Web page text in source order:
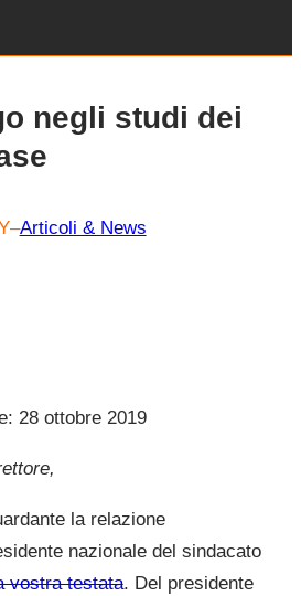
negli studi dei
–Articoli & News
28 ottobre 2019
la relazione
nazionale del sindacato
vostra testata. Del presidente